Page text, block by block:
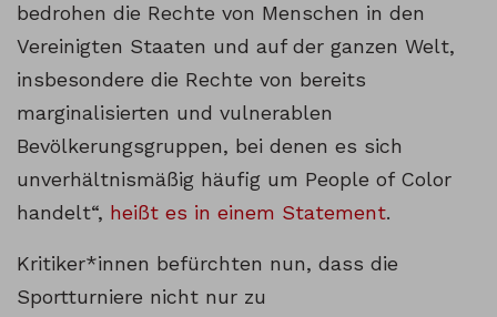
bedrohen die Rechte von Menschen in den
Vereinigten Staaten und auf der ganzen Welt,
insbesondere die Rechte von bereits
marginalisierten und vulnerablen
Bevölkerungsgruppen, bei denen es sich
unverhältnismäßig häufig um People of Color
handelt“, heißt es in einem Statement.
Kritiker*innen befürchten nun, dass die
Sportturniere nicht nur zu